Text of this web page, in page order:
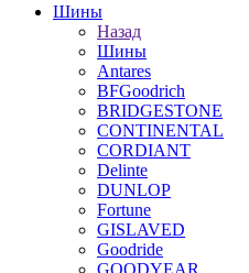
Шины
Назад
Шины
Antares
BFGoodrich
BRIDGESTONE
CONTINENTAL
CORDIANT
Delinte
DUNLOP
Fortune
GISLAVED
Goodride
GOODYEAR